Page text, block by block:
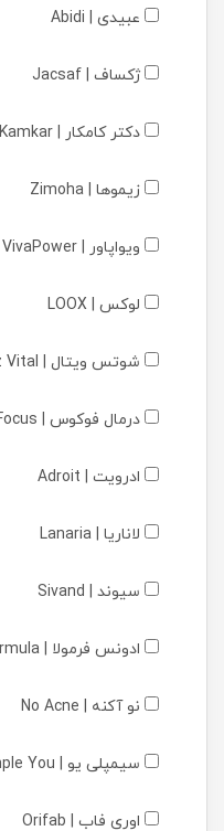
عبیدی | Abidi
ژکساف | Jacsaf
دکتر کامکار | Dr . Kamkar
زیموها | Zimoha
ویواپاور | VivaPower
لوکس | LOOX
شوتس ویتال | Schutz Vital
درمال فوکوس | Dermal Focus
ادرویت | Adroit
لاناریا | Lanaria
سیوند | Sivand
ادونس فرمولا | Advanced Formula
نو آکنه | No Acne
سیمپلی یو | Simple You
اوری فاب | Orifab